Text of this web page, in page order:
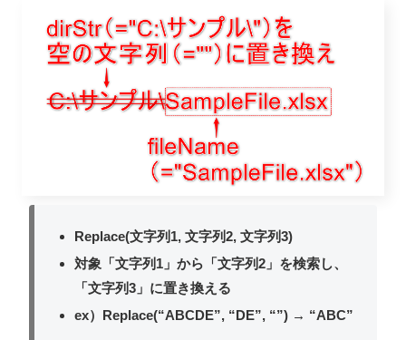
Replace(文字列1, 文字列2, 文字列3)
対象「文字列1」から「文字列2」を検索し、
「文字列3」に置き換える
ex）Replace(“ABCDE”, “DE”, “”) → “ABC”